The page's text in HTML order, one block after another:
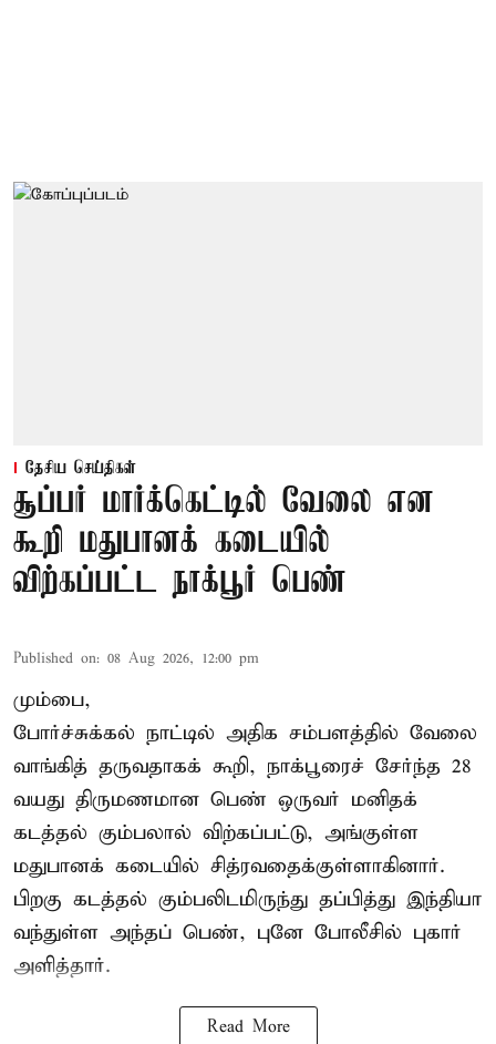
தேசிய செய்திகள்
சூப்பர் மார்க்கெட்டில் வேலை என
கூறி மதுபானக் கடையில்
விற்கப்பட்ட நாக்பூர் பெண்
Published on: 08 Aug 2026, 12:00 pm
மும்பை,
போர்ச்சுக்கல் நாட்டில் அதிக சம்பளத்தில் வேலை
வாங்கித் தருவதாகக் கூறி, நாக்பூரைச் சேர்ந்த 28
வயது திருமணமான பெண் ஒருவர் மனிதக்
கடத்தல் கும்பலால் விற்கப்பட்டு, அங்குள்ள
மதுபானக் கடையில் சித்ரவதைக்குள்ளாகினார்.
பிறகு கடத்தல் கும்பலிடமிருந்து தப்பித்து இந்தியா
வந்துள்ள அந்தப் பெண், புனே போலீசில் புகார்
அளித்தார்.
Read More